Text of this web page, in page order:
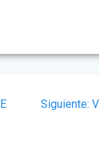
Siguiente: